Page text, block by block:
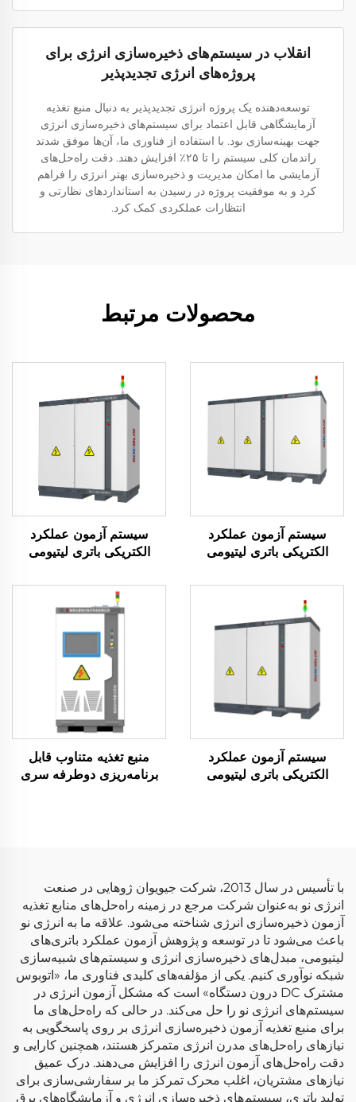
انقلاب در سیستم‌های ذخیره‌سازی انرژی برای
پروژه‌های انرژی تجدیدپذیر
توسعه‌دهنده یک پروژه انرژی تجدیدپذیر به دنبال منبع تغذیه
آزمایشگاهی قابل اعتماد برای سیستم‌های ذخیره‌سازی انرژی
جهت بهینه‌سازی بود. با استفاده از فناوری ما، آن‌ها موفق شدند
راندمان کلی سیستم را تا ۲۵٪ افزایش دهند. دقت راه‌حل‌های
آزمایشی ما امکان مدیریت و ذخیره‌سازی بهتر انرژی را فراهم
کرد و به موفقیت پروژه در رسیدن به استانداردهای نظارتی و
انتظارات عملکردی کمک کرد.
محصولات مرتبط
سیستم آزمون عملکرد
الکتریکی باتری لیتیومی
سیستم آزمون عملکرد
الکتریکی باتری لیتیومی
سیستم آزمون عملکرد
الکتریکی باتری لیتیومی
منبع تغذیه متناوب قابل
برنامه‌ریزی دوطرفه سری
با تأسیس در سال 2013، شرکت جیویوان ژوهایی در صنعت
انرژی نو به‌عنوان شرکت مرجع در زمینه راه‌حل‌های منابع تغذیه
آزمون ذخیره‌سازی انرژی شناخته می‌شود. علاقه ما به انرژی نو
باعث می‌شود تا در توسعه و پژوهش آزمون عملکرد باتری‌های
لیتیومی، مبدل‌های ذخیره‌سازی انرژی و سیستم‌های شبیه‌سازی
شبکه نوآوری کنیم. یکی از مؤلفه‌های کلیدی فناوری ما، «اتوبوس
مشترک DC درون دستگاه» است که مشکل آزمون انرژی در
سیستم‌های انرژی نو را حل می‌کند. در حالی که راه‌حل‌های ما
برای منبع تغذیه آزمون ذخیره‌سازی انرژی بر روی پاسخگویی به
نیازهای راه‌حل‌های مدرن انرژی متمرکز هستند، همچنین کارایی و
دقت راه‌حل‌های آزمون انرژی را افزایش می‌دهند. درک عمیق
نیازهای مشتریان، اغلب محرک تمرکز ما بر سفارشی‌سازی برای
تولید باتری، سیستم‌های ذخیره‌سازی انرژی و آزمایشگاه‌های برق